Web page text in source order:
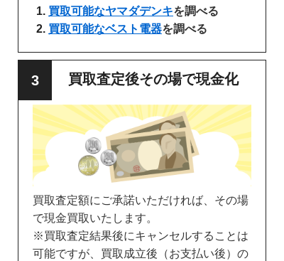
買取可能なヤマダデンキを調べる
買取可能なベスト電器を調べる
買取査定後その場で現金化
買取査定額にご承諾いただければ、その場
で現金買取いたします。
※買取査定結果後にキャンセルすることは
可能ですが、買取成立後（お支払い後）の